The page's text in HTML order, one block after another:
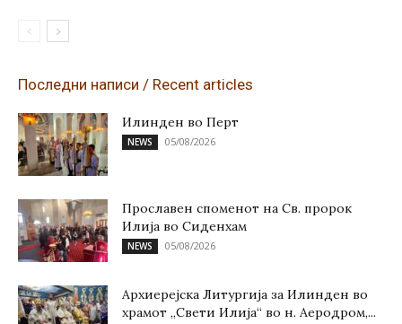
Последни написи / Recent articles
Илинден во Перт
NEWS 05/08/2026
Прославен споменот на Св. пророк
Илија во Сиденхам
NEWS 05/08/2026
Архиерејска Литургија за Илинден во
храмот „Свети Илија“ во н. Аеродром,...